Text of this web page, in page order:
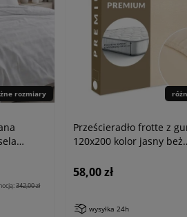
rozmiary
342,00 zł
Prześcieradło frotte z
120x200 kolor jasny beż
58,00 zł
wysyłka 24h